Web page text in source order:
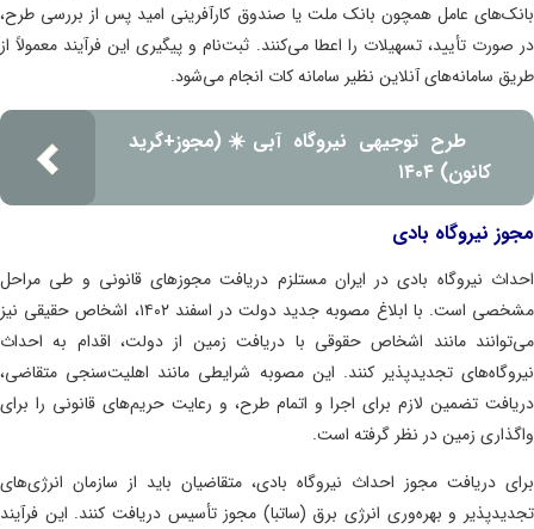
عامل همچون بانک ملت یا صندوق کارآفرینی امید پس از بررسی طرح،
تأیید، تسهیلات را اعطا می‌کنند. ثبت‌نام و پیگیری این فرآیند معمولاً از
سامانه‌های آنلاین نظیر سامانه کات انجام می‌شود.
طرح توجیهی نیروگاه آبی☀️(مجوز+گرید
کانون) ۱۴۰۴
نیروگاه بادی
نیروگاه بادی در ایران مستلزم دریافت مجوزهای قانونی و طی مراحل
است.
با ابلاغ مصوبه جدید دولت در اسفند ۱۴۰۲، اشخاص حقیقی نیز
مانند اشخاص حقوقی با دریافت زمین از دولت، اقدام به احداث
تجدیدپذیر کنند. این مصوبه شرایطی مانند اهلیت‌سنجی متقاضی،
تضمین لازم برای اجرا و اتمام طرح، و رعایت حریم‌های قانونی را برای
زمین در نظر گرفته است.
دریافت مجوز احداث نیروگاه بادی، متقاضیان باید از سازمان انرژی‌های
و بهره‌وری انرژی برق (ساتبا) مجوز تأسیس دریافت کنند. این فرآیند